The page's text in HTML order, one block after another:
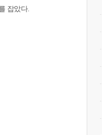
잡았다.